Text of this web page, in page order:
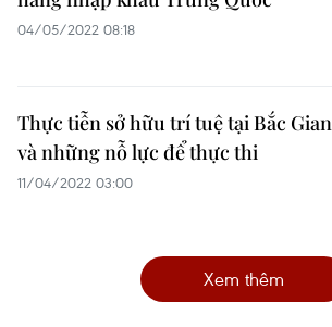
04/05/2022 08:18
Thực tiễn sở hữu trí tuệ tại Bắc
và những nỗ lực để thực thi
11/04/2022 03:00
Xem thêm